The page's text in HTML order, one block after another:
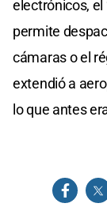
electrónicos, el
permite
cámaras o el
extendió a
lo que antes